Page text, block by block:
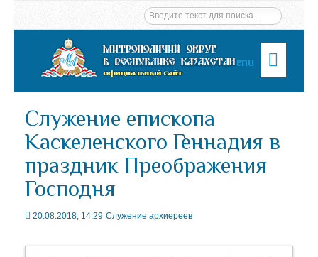
Menu
Служение епископа
Каскеленского Геннадия в
праздник Преображения
Господня
20.08.2018, 14:29 Служение архиереев